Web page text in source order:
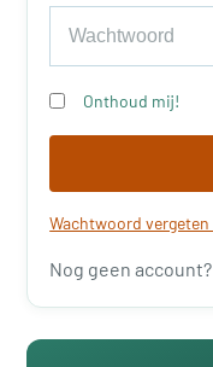
Onthoud mij!
Wachtwoord vergeten
Nog geen account?